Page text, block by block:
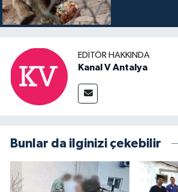
EDITÖR HAKKINDA
Kanal V Antalya
Bunlar da ilginizi çekebilir